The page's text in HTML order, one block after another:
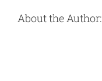
About the Author: